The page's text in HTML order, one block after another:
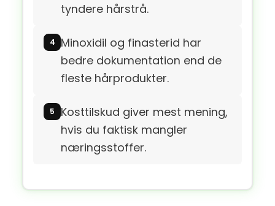
tyndere hårstrå.
Minoxidil og finasterid har
bedre dokumentation end de
fleste hårprodukter.
Kosttilskud giver mest mening,
hvis du faktisk mangler
næringsstoffer.